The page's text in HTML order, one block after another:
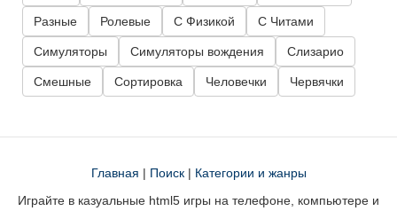
Разные Ролевые С Физикой С Читами
Симуляторы Симуляторы вождения Слизарио
Смешные Сортировка Человечки Червячки
Главная | Поиск| Категории и жанры
Играйте в казуальные html5 игры на телефоне, компьютере и